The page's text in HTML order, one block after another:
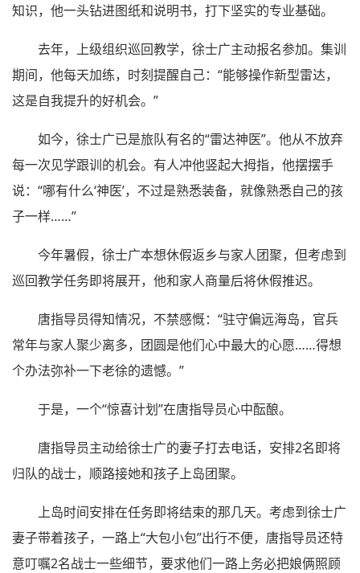
知识，他一头钻进图纸和说明书，打下坚实的专业基础。
去年，上级组织巡回教学，徐士广主动报名参加。集训
期间，他每天加练，时刻提醒自己：“能够操作新型雷达，
这是自我提升的好机会。”
如今，徐士广已是旅队有名的“雷达神医”。他从不放弃
每一次见学跟训的机会。有人冲他竖起大拇指，他摆摆手
说：“哪有什么‘神医’，不过是熟悉装备，就像熟悉自己的孩
子一样……”
今年暑假，徐士广本想休假返乡与家人团聚，但考虑到
巡回教学任务即将展开，他和家人商量后将休假推迟。
唐指导员得知情况，不禁感慨：“驻守偏远海岛，官兵
常年与家人聚少离多，团圆是他们心中最大的心愿……得想
个办法弥补一下老徐的遗憾。”
于是，一个“惊喜计划”在唐指导员心中酝酿。
唐指导员主动给徐士广的妻子打去电话，安排2名即将
归队的战士，顺路接她和孩子上岛团聚。
上岛时间安排在任务即将结束的那几天。考虑到徐士广
妻子带着孩子，一路上“大包小包”出行不便，唐指导员还特
意叮嘱2名战士一些细节，要求他们一路上务必把娘俩照顾